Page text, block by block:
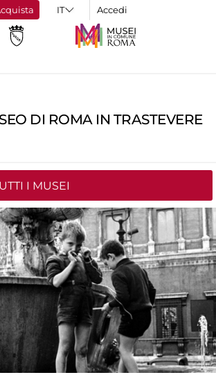
Accedi
DI ROMA IN TRASTEVERE
I MUSEI